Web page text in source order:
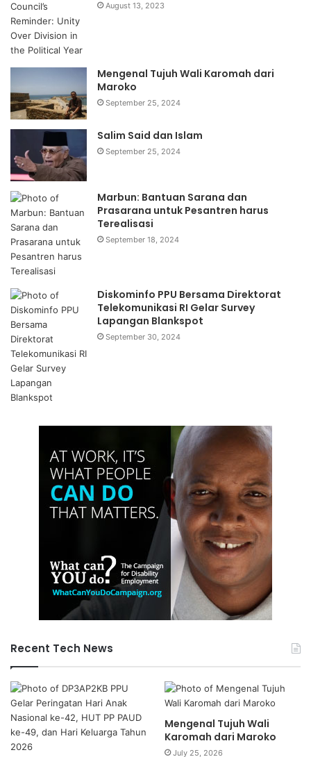
August 13, 2023
Mengenal Tujuh Wali Karomah dari
Maroko
September 25, 2024
Salim Said dan Islam
September 25, 2024
Marbun: Bantuan Sarana dan
Prasarana untuk Pesantren harus
Terealisasi
September 18, 2024
Diskominfo PPU Bersama Direktorat
Telekomunikasi RI Gelar Survey
Lapangan Blankspot
September 30, 2024
Recent Tech News
Mengenal Tujuh Wali
Karomah dari Maroko
July 25, 2026